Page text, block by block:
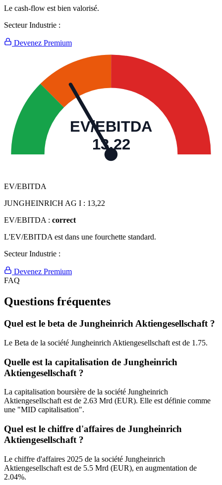
Le cash-flow est bien valorisé.
Secteur Industrie :
Devenez Premium
EV/EBITDA
13,22
EV/EBITDA
JUNGHEINRICH AG I : 13,22
EV/EBITDA : correct
L'EV/EBITDA est dans une fourchette standard.
Secteur Industrie :
Devenez Premium
FAQ
Questions fréquentes
Quel est le beta de Jungheinrich Aktiengesellschaft ?
Le Beta de la société Jungheinrich Aktiengesellschaft est de 1.75.
Quelle est la capitalisation de Jungheinrich
Aktiengesellschaft ?
La capitalisation boursière de la société Jungheinrich
Aktiengesellschaft est de 2.63 Mrd (EUR). Elle est définie comme
une "MID capitalisation".
Quel est le chiffre d'affaires de Jungheinrich
Aktiengesellschaft ?
Le chiffre d'affaires 2025 de la société Jungheinrich
Aktiengesellschaft est de 5.5 Mrd (EUR), en augmentation de
2.04%.